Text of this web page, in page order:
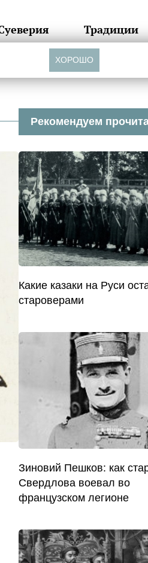
Традиции
Рекомендуем
Какие казаки на Руси
староверами
Зиновий Пешков: как
Свердлова воевал во
французском легионе
ХОРОШО